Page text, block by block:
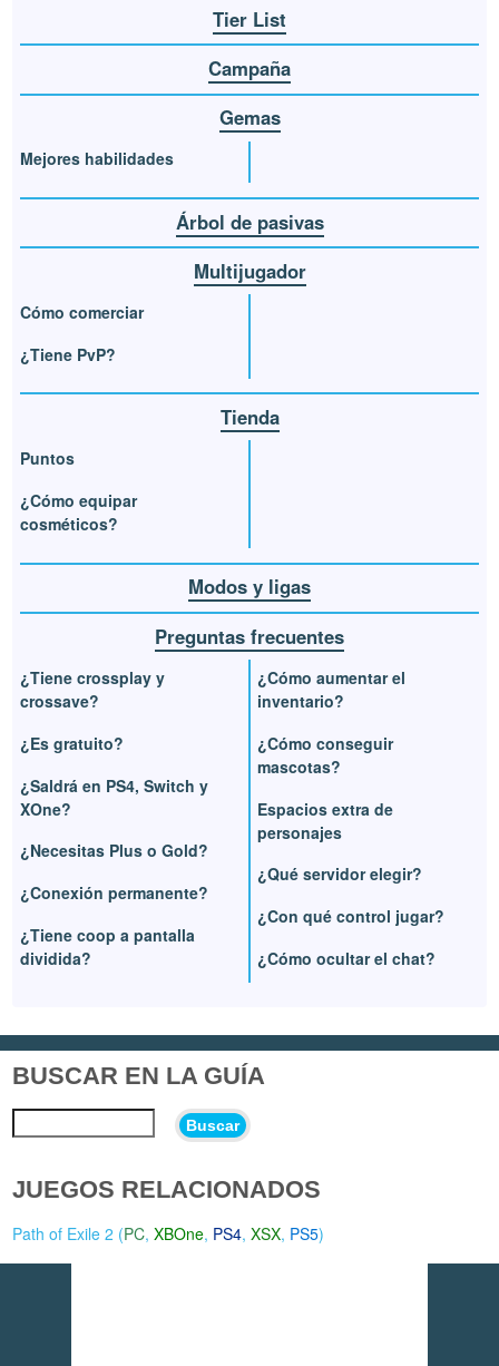
Tier List
Campaña
Gemas
Mejores habilidades
Árbol de pasivas
Multijugador
Cómo comerciar
¿Tiene PvP?
Tienda
Puntos
¿Cómo equipar
cosméticos?
Modos y ligas
Preguntas frecuentes
¿Tiene crossplay y
crossave?
¿Es gratuito?
¿Saldrá en PS4, Switch y
XOne?
¿Necesitas Plus o Gold?
¿Conexión permanente?
¿Tiene coop a pantalla
dividida?
¿Cómo aumentar el
inventario?
¿Cómo conseguir
mascotas?
Espacios extra de
personajes
¿Qué servidor elegir?
¿Con qué control jugar?
¿Cómo ocultar el chat?
BUSCAR EN LA GUÍA
Buscar
JUEGOS RELACIONADOS
Path of Exile 2 (PC,XBOne, PS4,XSX, PS5)